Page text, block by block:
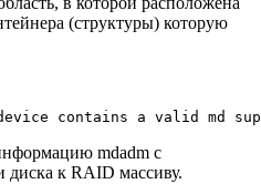
(структуры) которую
contains a valid md
mdadm с
диска к RAID массиву.